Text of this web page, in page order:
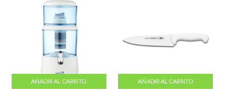
AÑADIR AL CARRITO AÑADIR AL CARRITO